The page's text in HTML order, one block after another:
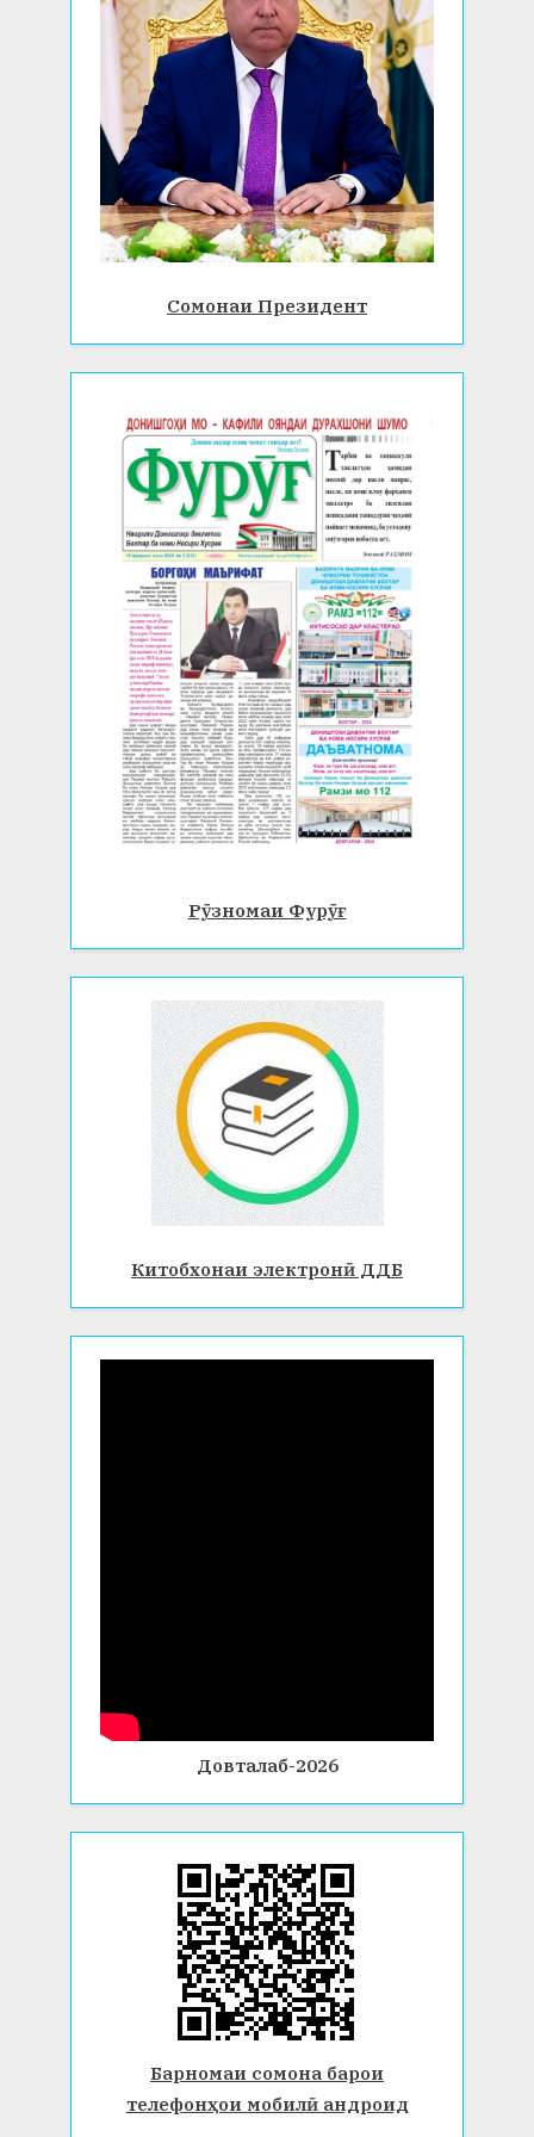
Сомонаи Президент
Рӯзномаи Фурӯғ
Китобхонаи электронӣ ДДБ
Довталаб-2026
Барномаи сомона барои
телефонҳои мобилӣ андроид